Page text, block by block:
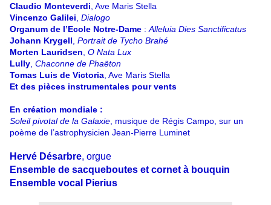
Claudio Monteverdi , Ave Maris Stella
Vincenzo Galilei Dialogo
Organum de l’Ecole Notre-Dame : Alleluia Dies Sanctificatus
Johann Krygell Portrait de Tycho Brahé
Morten Lauridsen O Nata Lux
Lully Chaconne de Phaëton
Tomas Luis de Victoria , Ave Maris Stella
Et des pièces instrumentales pour vents
En création mondiale :
Soleil pivotal de la Galaxie , musique de Régis Campo, sur un
poème de l’astrophysicien Jean-Pierre Luminet
Hervé Désarbre, orgue
Ensemble de sacqueboutes et cornet à bouquin
Ensemble vocal Pierius